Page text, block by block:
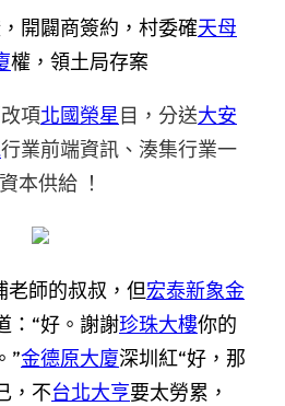
開闢商簽約，村委確天母
權，領土局存案
項北國榮星 目，分送大安
行業前端資訊、湊集行業一
本供給 ！
老師的叔叔，但宏泰新象金
：“好。謝謝珍珠大樓你的
”金德原大廈深圳紅“好，那
，不台北大亨要太勞累，